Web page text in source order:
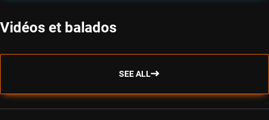
Vidéos et balados
SEE ALL